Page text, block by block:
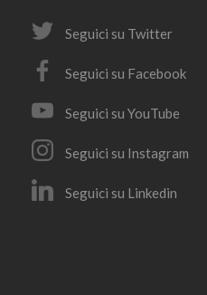
Seguici su Twitter
Seguici su Facebook
Seguici su YouTube
Seguici su Instagram
Seguici su Linkedin